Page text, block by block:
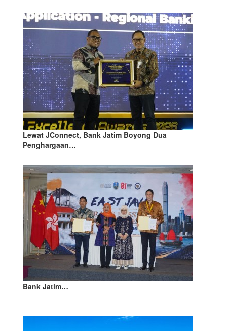
Lewat JConnect, Bank Jatim Boyong Dua
Penghargaan…
Bank Jatim…